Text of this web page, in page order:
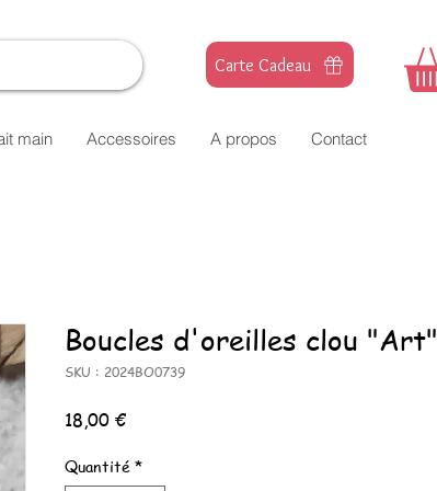
Carte Cadeau
main Accessoires A propos Contact
Boucles d'oreilles clou "Art"
SKU : 2024BO0739
18,00 €Prix
Quantité *